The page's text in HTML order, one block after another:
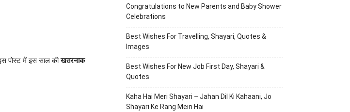
पोस्ट में इस साल कीखतरनाक
Congratulations to New Parents and Baby Shower
Celebrations
Best Wishes For Travelling, Shayari, Quotes &
Images
Best Wishes For New Job First Day, Shayari &
Quotes
Kaha Hai Meri Shayari – Jahan Dil Ki Kahaani, Jo
Shayari Ke Rang Mein Hai